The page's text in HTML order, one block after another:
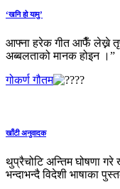
‘खनि हो यामु’
आफ्ना हरेक गीत आफैँ लेख्ने
अब्बलताको मानक होइन ।”
गोकर्ण गौतम
खाँटी अनुवादक
थुप्रैचोटि अन्तिम घोषणा
भन्दाभन्दै विदेशी भाषाका